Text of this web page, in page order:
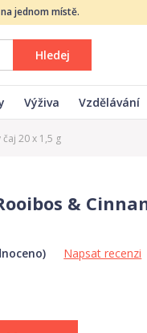
jednom místě.
Hledej
Výživa Vzdělávání
20 x 1,5 g
&
Napsat recenzi